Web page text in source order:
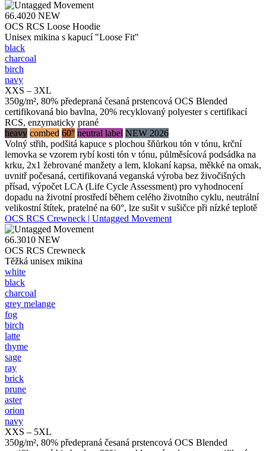
66.4020 NEW
OCS RCS Loose Hoodie
Unisex mikina s kapucí "Loose Fit"
black
charcoal
birch
navy
XXS – 3XL
350g/m², 80% předepraná česaná prstencová OCS Blended
certifikovaná bio bavlna, 20% recyklovaný polyester s certifikací
RCS, enzymaticky prané
heavy combed 60° neutral label NEW 2026
Volný střih, podšitá kapuce s plochou šňůrkou tón v tónu, krční
lemovka se vzorem rybí kosti tón v tónu, půlměsícová podsádka na
krku, 2x1 žebrované manžety a lem, klokaní kapsa, měkké na omak,
uvnitř počesaná, certifikovaná veganská výroba bez živočišných
přísad, výpočet LCA (Life Cycle Assessment) pro vyhodnocení
dopadu na životní prostředí během celého životního cyklu, neutrální
velikostní štítek, pratelné na 60°, lze sušit v sušičce při nízké teplotě
OCS RCS Crewneck | Untagged Movement
66.3010 NEW
OCS RCS Crewneck
Těžká unisex mikina
white
black
charcoal
grey melange
fog
birch
latte
thyme
sage
ray
brick
prune
aster
orion
navy
XXS – 5XL
350g/m², 80% předepraná česaná prstencová OCS Blended